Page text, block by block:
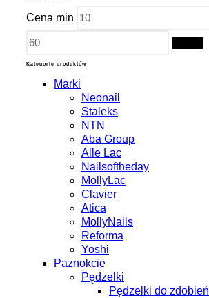
Cena min
Kategorie produktów
Marki
Neonail
Staleks
NTN
Aba Group
Alle Lac
Nailsoftheday
MollyLac
Clavier
Atica
MollyNails
Reforma
Yoshi
Paznokcie
Pędzelki
Pędzelki do zdobień